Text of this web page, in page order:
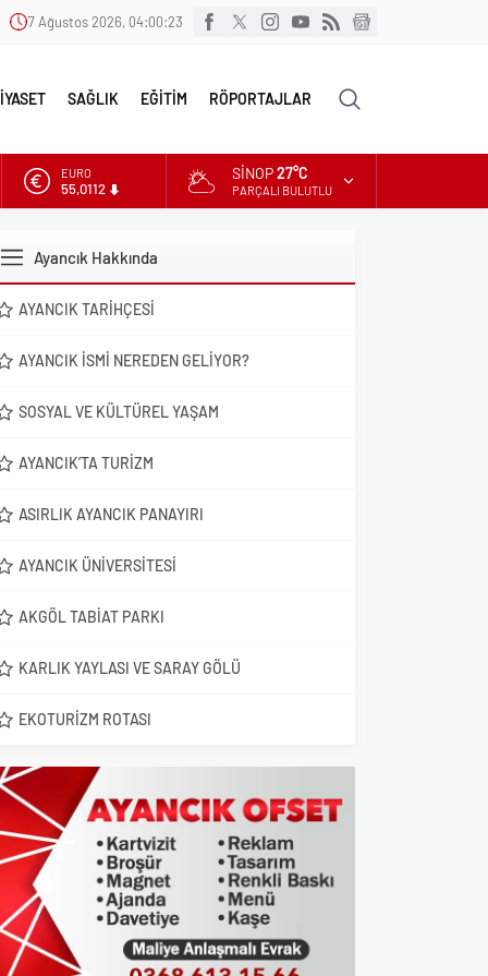
7 Ağustos 2026, 04:00:24
SAĞLIK EĞİTİM RÖPORTAJLAR
ALTIN
6.519,97
EURO
SINOP27°C
PARÇALI BULUTLU
Ayancık Hakkında
AYANCIK TARIHÇESI
AYANCIK İSMI NEREDEN GELIYOR?
SOSYAL VE KÜLTÜREL YAŞAM
AYANCIK’TA TURIZM
ASIRLIK AYANCIK PANAYIRI
AYANCIK ÜNIVERSITESI
AKGÖL TABIAT PARKI
KARLIK YAYLASI VE SARAY GÖLÜ
EKOTURIZM ROTASI